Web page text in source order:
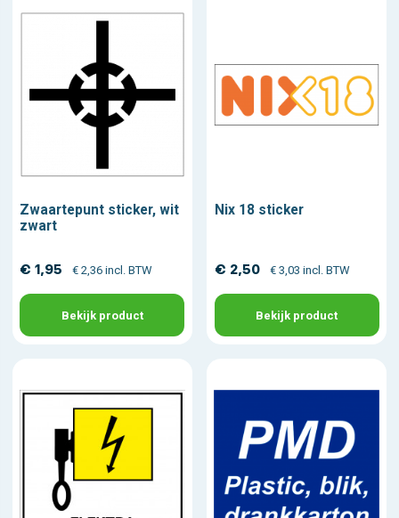
Zwaartepunt sticker, wit
zwart
€ 1,95 € 2,36 incl. BTW
Bekijk product
Nix 18 sticker
€ 2,50 € 3,03 incl. BTW
Bekijk product